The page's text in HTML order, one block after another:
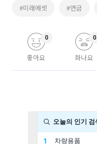
#미래에셋 #연금
좋아요
0
화나요
0